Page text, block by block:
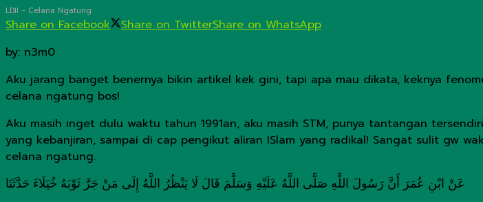
LDII - Celana Ngatung
Share on Facebook Share on TwitterShare on WhatsApp
by: n3m0
Aku jarang banget benernya bikin artikel kek gini, tapi apa mau dikata, keknya
celana ngatung bos!
Aku masih inget dulu waktu tahun 1991an, aku masih STM, punya tantangan
yang kebanjiran, sampai di cap pengikut aliran ISlam yang radikal! Sangat sulit gw
celana ngatung.
عَنْ ابْنِ عُمَرَ أَنَّ رَسُولَ اللَّهِ صَلَّى اللَّهُ عَلَيْهِ وَسَلَّمَ قَالَ لَا يَنْظُرُ اللَّهُ إِلَى مَنْ جَرَّ ثَوْبَهُ خُيَلَاءَ حَدَّثَنَا